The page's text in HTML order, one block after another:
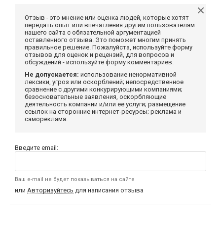
Отзыв - это мнение или оценка людей, которые хотят
передать опыт или впечатления другим пользователям
нашего сайта с обязательной аргументацией
оставленного отзыва. Это поможет многим принять
правильное решение. Пожалуйста, используйте форму
отзывов для оценок и рецензий, для вопросов и
обсуждений - используйте форму комментариев.
Не допускается: использование ненормативной
лексики, угроз или оскорблений; непосредственное
сравнение с другими конкурирующими компаниями;
безосновательные заявления, оскорбляющие
деятельность компании и/или ее услуги; размещение
ссылок на сторонние интернет-ресурсы; реклама и
самореклама.
Введите email:
Ваш e-mail не будет показываться на сайте
или Авторизуйтесь для написания отзыва